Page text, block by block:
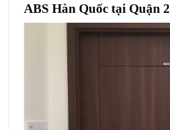
ABS Hàn Quốc tại Quận 2